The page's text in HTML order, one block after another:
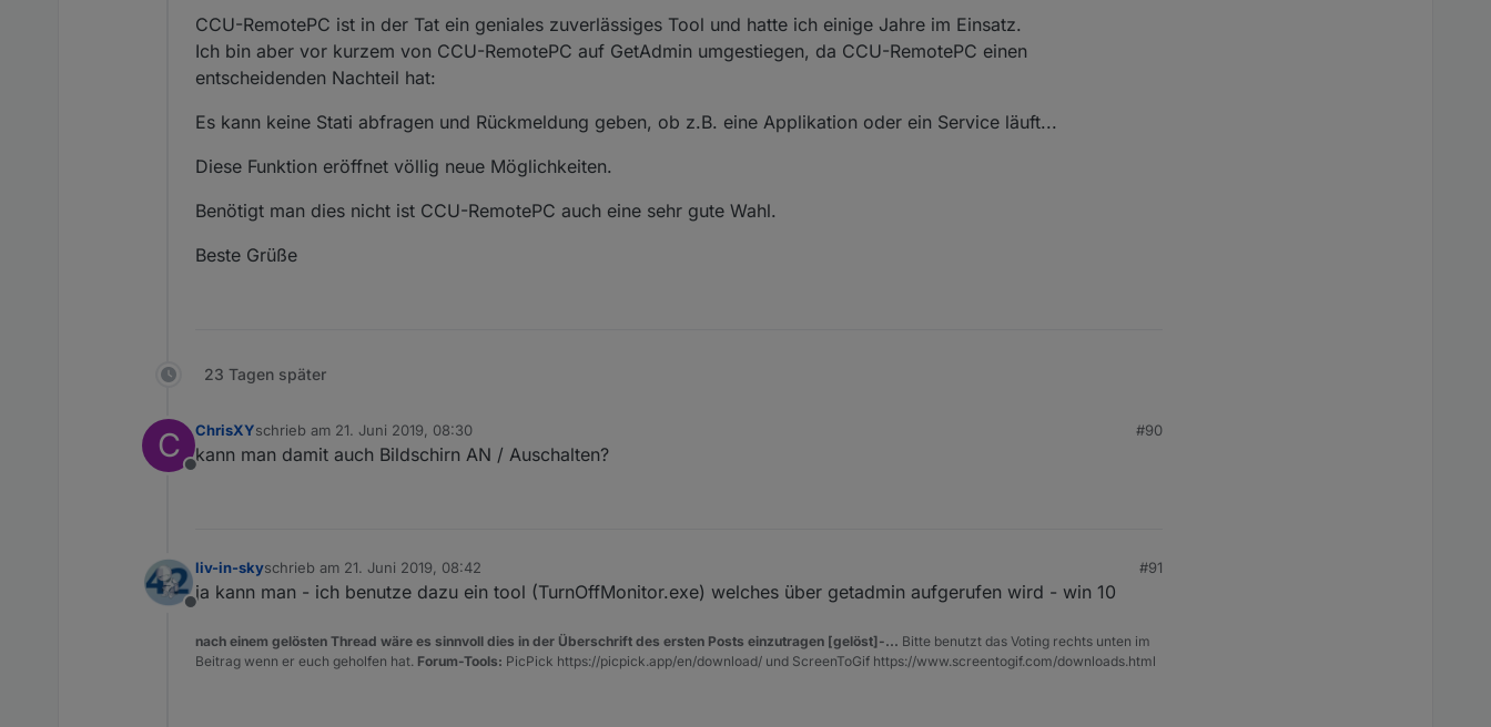
CCU-RemotePC ist in der Tat ein geniales zuverlässiges Tool und hatte ich einige Jahre im Einsatz.
Ich bin aber vor kurzem von CCU-RemotePC auf GetAdmin umgestiegen, da CCU-RemotePC einen
entscheidenden Nachteil hat:
Es kann keine Stati abfragen und Rückmeldung geben, ob z.B. eine Applikation oder ein Service läuft...
Diese Funktion eröffnet völlig neue Möglichkeiten.
Benötigt man dies nicht ist CCU-RemotePC auch eine sehr gute Wahl.
Beste Grüße
23 Tagen später
C
Offline
ChrisXYschrieb am 21. Juni 2019, 08:30
zuletzt editiert von
#90
kann man damit auch Bildschirn AN / Auschalten?
Offline
liv-in-skyschrieb am 21. Juni 2019, 08:42
zuletzt editiert von
#91
ja kann man - ich benutze dazu ein tool (TurnOffMonitor.exe) welches über getadmin aufgerufen wird - win 10
nach einem gelösten Thread wäre es sinnvoll dies in der Überschrift des ersten Posts einzutragen [gelöst]-... Bitte benutzt das Voting rechts unten im
Beitrag wenn er euch geholfen hat. Forum-Tools: PicPick https://picpick.app/en/download/ und ScreenToGif https://www.screentogif.com/downloads.html